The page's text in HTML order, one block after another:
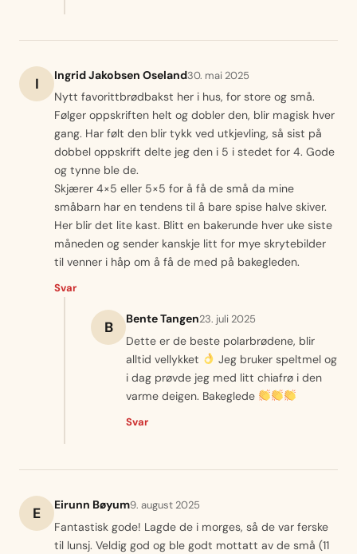
I Ingrid Jakobsen Oseland30. mai 2025
Nytt favorittbrødbakst her i hus, for store og små.
Følger oppskriften helt og dobler den, blir magisk hver
gang. Har følt den blir tykk ved utkjevling, så sist på
dobbel oppskrift delte jeg den i 5 i stedet for 4. Gode
og tynne ble de.
Skjærer 4×5 eller 5×5 for å få de små da mine
småbarn har en tendens til å bare spise halve skiver.
Her blir det lite kast. Blitt en bakerunde hver uke siste
måneden og sender kanskje litt for mye skrytebilder
til venner i håp om å få de med på bakegleden.
Svar
B Bente Tangen23. juli 2025
Dette er de beste polarbrødene, blir
alltid vellykket
Jeg bruker speltmel og
i dag prøvde jeg med litt chiafrø i den
varme deigen. Bakeglede
Svar
E Eirunn Bøyum9. august 2025
Fantastisk gode! Lagde de i morges, så de var ferske
til lunsj. Veldig god og ble godt mottatt av de små (11